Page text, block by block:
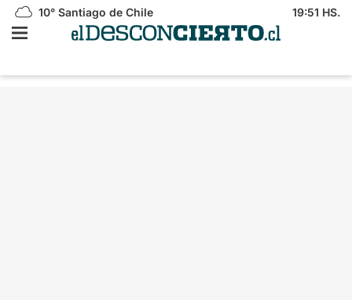
10° Santiago de Chile 19:51 HS.